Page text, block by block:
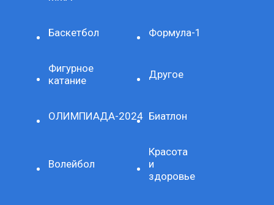
Баскетбол Формула-1
Фигурное
катание
Другое
ОЛИМПИАДА-2024 Биатлон
Волейбол
Красота
и
здоровье